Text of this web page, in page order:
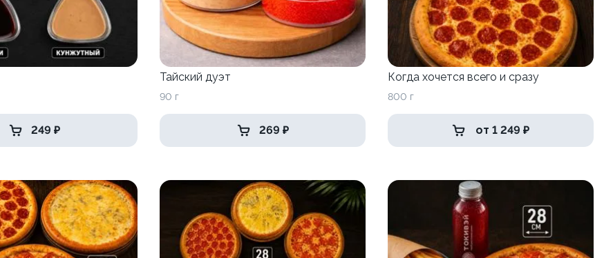
249 ₽
Тайский дуэт
90 г
269 ₽
Когда хочется всего и сразу
800 г
от 1 249 ₽